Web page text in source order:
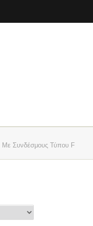
Με Συνδέσμους Τύπου F